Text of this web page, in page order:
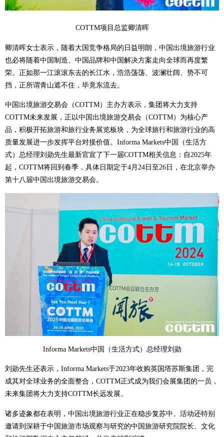
COTTM项目总监卿清晖
卿清晖女士表示，随着大国竞争格局的日益明朗，中国出境旅游行业
也必将随着中国制造、中国品牌和中国解决方案走向全球而再度繁
荣。正如那一江滚滚东去的长江水，浩浩荡荡、波澜壮阔、势不可
挡，正所谓青山遮不住，毕竟东流去。
中国出境旅游交易会（COTTM）主办方表示，集团将大力支持
COTTM未来发展，正以中国出境旅游交易会（COTTM）为核心产
品，积极开拓旅游和旅行业务展览板块，为全球旅行和旅游行业的高
质量发展进一步发挥平台对接价值。Informa Markets中国（生活方
式）总经理刘勋先生最新官宣了下一届COTTM相关信息：自2025年
起，COTTM将回到春季，具体日期定于4月24日至26日，在北京举办
第十八届中国出境旅游交易会。
Informa Markets中国（生活方式）总经理刘勋
刘勋先生还表示，Informa Markets于2023年收购英国塔苏斯集团，完
成其对全球业务的全面整合，COTTM正式成为我们会展集团的一员，
未来集团将大力支持COTTM长远发展。
诸多迹象都在表明，中国出境旅游行业正在稳步复苏中。活动还特别
邀请到深耕于中国旅游市场观察与研究的中国旅游研究院院长、文化